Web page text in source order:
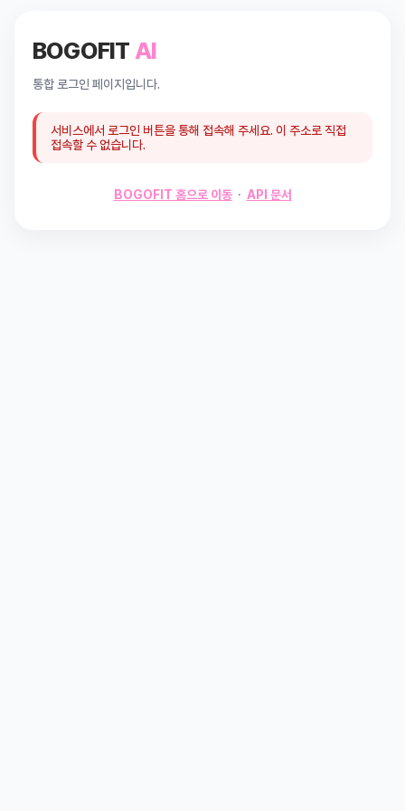
BOGOFIT AI
통합 로그인 페이지입니다.
서비스에서 로그인 버튼을 통해 접속해 주세요. 이 주소로 직접
접속할 수 없습니다.
BOGOFIT 홈으로 이동 · API 문서